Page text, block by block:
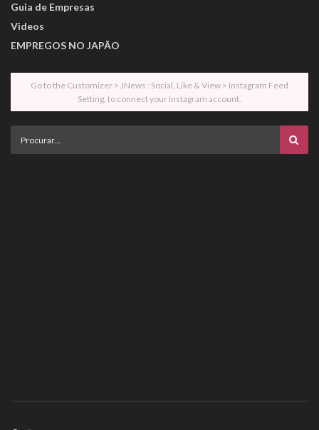
Guia de Empresas
Videos
EMPREGOS NO JAPÃO
Go to the Customizer > JNews : Social, Like & View > Instagram Feed
Setting, to connect your Instagram account.